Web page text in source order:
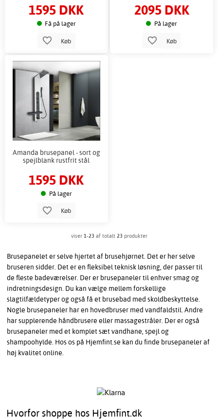
1595 DKK
Få på lager
Køb
2095 DKK
På lager
Køb
Amanda brusepanel - sort og
spejlblank rustfrit stål
1595 DKK
På lager
Køb
viser 1-23af totalt 23produkter
Brusepanelet er selve hjertet af brusehjørnet. Det er her selve
bruseren sidder. Det er en fleksibel teknisk løsning, der passer til
de fleste badeværelser. Der er brusepaneler til enhver smag og
indretningsdesign. Du kan vælge mellem forskellige
slagtilfældetyper og også få et brusebad med skoldbeskyttelse.
Nogle brusepaneler har en hovedbruser med vandfaldstil. Andre
har supplerende håndbrusere eller massagestråler. Der er også
brusepaneler med et komplet sæt vandhane, spejl og
shampoohylde. Hos os på Hjemfint.se kan du finde brusepaneler af
høj kvalitet online.
Hvorfor shoppe hos Hjemfint.dk